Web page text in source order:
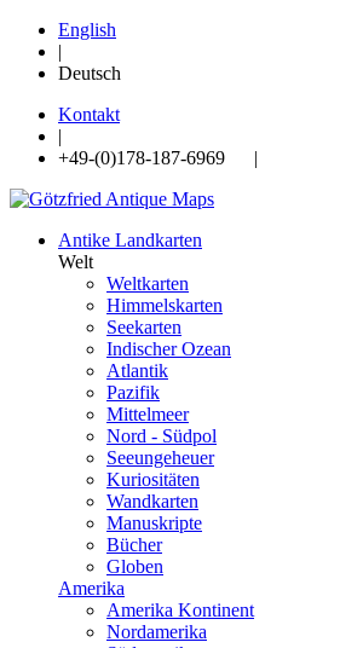
English
|
Deutsch
Kontakt
|
+49-(0)178-187-6969 |
Antike Landkarten
Welt
Weltkarten
Himmelskarten
Seekarten
Indischer Ozean
Atlantik
Pazifik
Mittelmeer
Nord - Südpol
Seeungeheuer
Kuriositäten
Wandkarten
Manuskripte
Bücher
Globen
Amerika
Amerika Kontinent
Nordamerika